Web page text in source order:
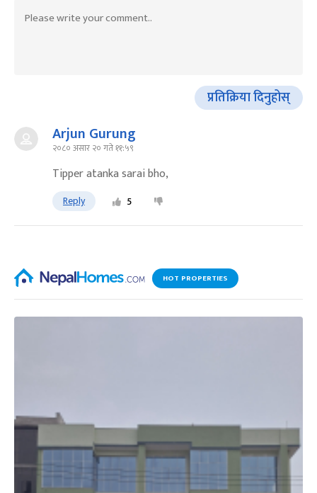
प्रतिक्रिया दिनुहोस्
Arjun Gurung
२०८० असार २० गते ११:५९
Tipper atanka sarai bho,
Reply 5
HOT PROPERTIES